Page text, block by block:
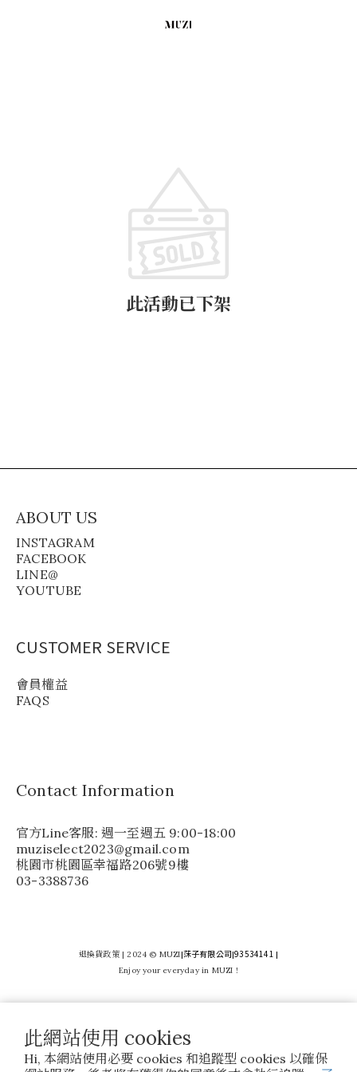
此網站使用 cookies
Hi, 本網站使用必要 cookies 和追蹤型 cookies 以確保
此活動已下架
ABOUT US
INSTAGRAM
FACEBOOK
LINE@
YOUTUBE
CUSTOMER SERVICE
會員權益
FAQS
Contact Information
官方Line客服: 週一至週五 9:00-18:00
muziselect2023@gmail.com
桃園市桃園區幸福路206號9樓
03-3388736
退換貨政策| 2024 © MUZI|莯子有限公司|93534141|
Enjoy your everyday in MUZI !